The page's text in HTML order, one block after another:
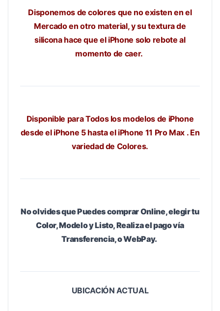
Disponemos de colores que no existen en el
Mercado en otro material, y su textura de
silicona hace que el iPhone solo rebote al
momento de caer.
Disponible para Todos los modelos de iPhone
desde el iPhone 5 hasta el iPhone 11 Pro Max . En
variedad de Colores.
No olvides que Puedes comprar Online, elegir tu
Color, Modelo y Listo, Realiza el pago vía
Transferencia, o WebPay.
UBICACIÓN ACTUAL